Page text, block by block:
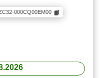
000CQ00EM00